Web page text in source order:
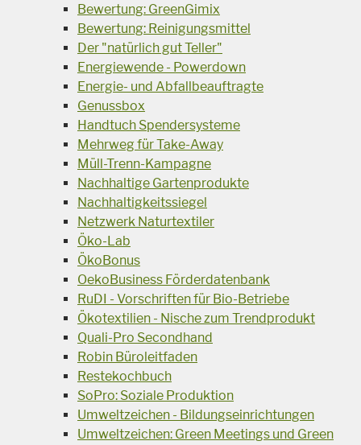
Bewertung: GreenGimix
Bewertung: Reinigungsmittel
Der "natürlich gut Teller"
Energiewende - Powerdown
Energie- und Abfallbeauftragte
Genussbox
Handtuch Spendersysteme
Mehrweg für Take-Away
Müll-Trenn-Kampagne
Nachhaltige Gartenprodukte
Nachhaltigkeitssiegel
Netzwerk Naturtextiler
Öko-Lab
ÖkoBonus
OekoBusiness Förderdatenbank
RuDI - Vorschriften für Bio-Betriebe
Ökotextilien - Nische zum Trendprodukt
Quali-Pro Secondhand
Robin Büroleitfaden
Restekochbuch
SoPro: Soziale Produktion
Umweltzeichen - Bildungseinrichtungen
Umweltzeichen: Green Meetings und Green